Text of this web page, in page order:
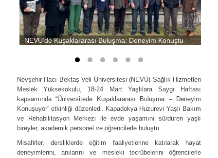
NEVÜ’de Kuşaklararası Buluşma: Deneyim Konuştu
Nevşehir Hacı Bektaş Veli Üniversitesi (NEVÜ) Sağlık Hizmetleri
Meslek Yüksekokulu, 18-24 Mart Yaşlılara Saygı Haftası
kapsamında “Üniversitede Kuşaklararası Buluşma – Deneyim
Konuşuyor” etkinliği düzenledi. Kapadokya Huzurevi Yaşlı Bakım
ve Rehabilitasyon Merkezi ile evde yaşamını sürdüren yaşlı
bireyler, akademik personel ve öğrencilerle buluştu.
Misafirler, dersliklerde eğitim faaliyetlerine katılarak hayat
deneyimlerini, anılarını ve mesleki tecrübelerini öğrencilerle